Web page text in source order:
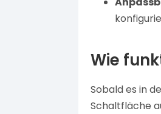
Wie
Sobald es in
Schaltfläche